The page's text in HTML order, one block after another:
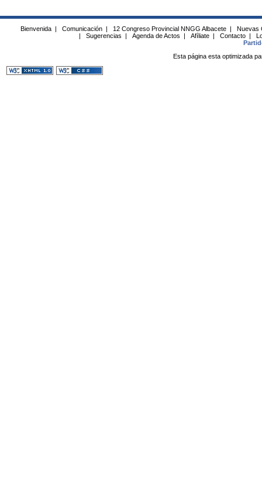
Bienvenida | Comunicación | 12 Congreso Provincial NNGG Albacete |
Nuevas
|
Sugerencias | Agenda de Actos | Afíliate | Contacto |
Esta página esta optimizada